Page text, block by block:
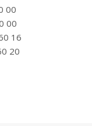
00
00
16
20